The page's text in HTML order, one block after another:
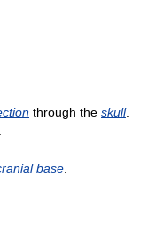
through the skull.
base